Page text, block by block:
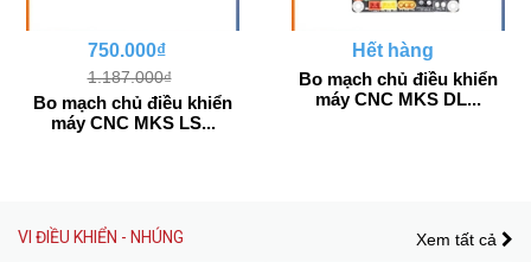
750.000₫
1.187.000₫
Bo mạch chủ điều khiển
máy CNC MKS LS...
Hết hàng
Bo mạch chủ điều khiển
máy CNC MKS DL...
VI ĐIỀU KHIỂN - NHÚNG Xem tất cả